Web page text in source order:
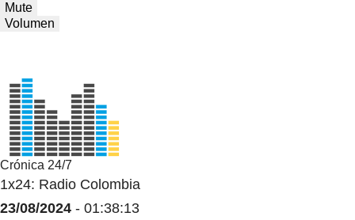
Mute
Volumen
Crónica 24/7
1x24: Radio Colombia
23/08/2024 - 01:38:13